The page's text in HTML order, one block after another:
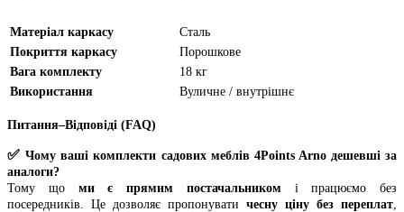
Матеріал каркасу
Сталь
Покриття каркасу
Порошкове
Вага комплекту
18 кг
Використання
Вуличне / внутрішнє
Питання–Відповіді (FAQ)
✅Чому ваші комплекти садових меблів 4Points Arno дешевші за
аналоги?
Тому що ми є прямим постачальником і працюємо без
посередників. Це дозволяє пропонувати чесну ціну без переплат